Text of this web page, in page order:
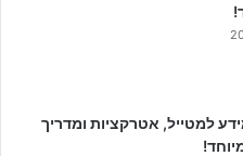
למטייל, אטרקציות ומדריך